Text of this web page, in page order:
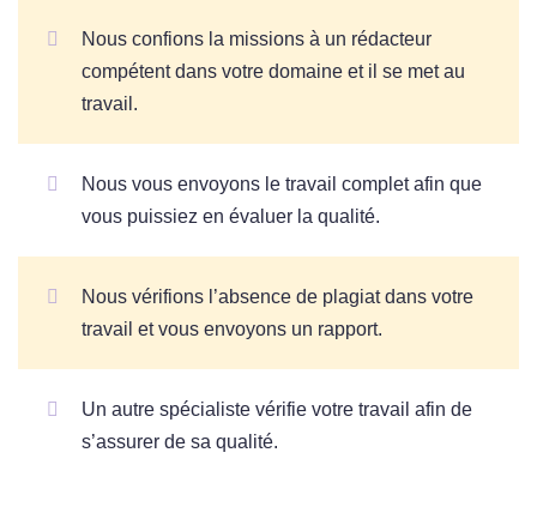
Nous confions la missions à un rédacteur
compétent dans votre domaine et il se met au
travail.
Nous vous envoyons le travail complet afin que
vous puissiez en évaluer la qualité.
Nous vérifions l’absence de plagiat dans votre
travail et vous envoyons un rapport.
Un autre spécialiste vérifie votre travail afin de
s’assurer de sa qualité.